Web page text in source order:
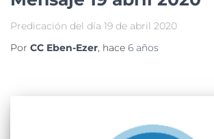
Predicación del día 19 de abril 2020
Por CC Eben-Ezer, hace 6 años